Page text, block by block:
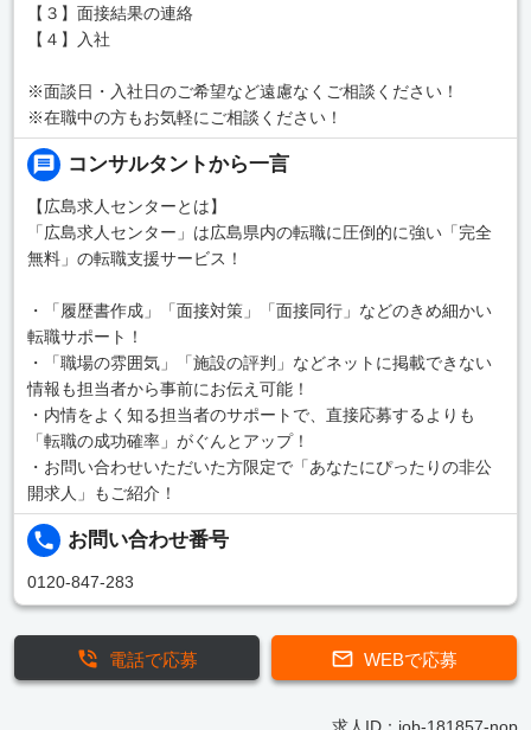
【３】面接結果の連絡
【４】入社
※面談日・入社日のご希望など遠慮なくご相談ください！
※在職中の方もお気軽にご相談ください！
コンサルタントから一言
【広島求人センターとは】
「広島求人センター」は広島県内の転職に圧倒的に強い「完全
無料」の転職支援サービス！
・「履歴書作成」「面接対策」「面接同行」などのきめ細かい
転職サポート！
・「職場の雰囲気」「施設の評判」などネットに掲載できない
情報も担当者から事前にお伝え可能！
・内情をよく知る担当者のサポートで、直接応募するよりも
「転職の成功確率」がぐんとアップ！
・お問い合わせいただいた方限定で「あなたにぴったりの非公
開求人」もご紹介！
お問い合わせ番号
0120-847-283
WEBで応募
電話で応募
求人ID：job-181857-nop